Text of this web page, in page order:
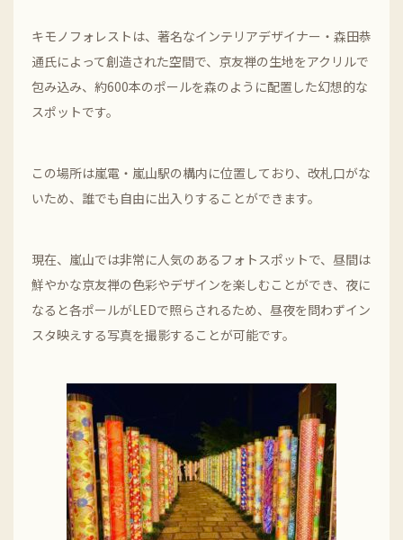
キモノフォレストは、著名なインテリアデザイナー・森田恭
通氏によって創造された空間で、京友禅の生地をアクリルで
包み込み、約600本のポールを森のように配置した幻想的な
スポットです。
この場所は嵐電・嵐山駅の構内に位置しており、改札口がな
いため、誰でも自由に出入りすることができます。
現在、嵐山では非常に人気のあるフォトスポットで、昼間は
鮮やかな京友禅の色彩やデザインを楽しむことができ、夜に
なると各ポールがLEDで照らされるため、昼夜を問わずイン
スタ映えする写真を撮影することが可能です。